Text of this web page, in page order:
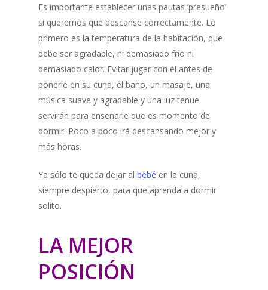
Es importante establecer unas pautas ‘presueño’
si queremos que descanse correctamente. Lo
primero es la temperatura de la habitación, que
debe ser agradable, ni demasiado frío ni
demasiado calor. Evitar jugar con él antes de
ponerle en su cuna, el baño, un masaje, una
música suave y agradable y una luz tenue
servirán para enseñarle que es momento de
dormir. Poco a poco irá descansando mejor y
más horas.
Ya sólo te queda dejar al bebé en la cuna,
siempre despierto, para que aprenda a dormir
solito.
LA MEJOR
POSICIÓN